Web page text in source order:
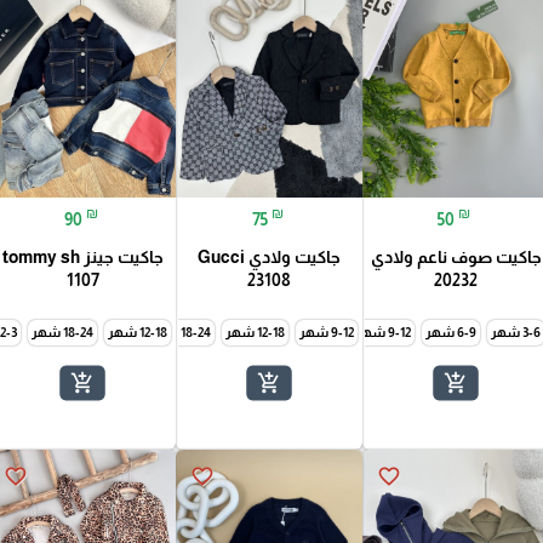
50 ₪
جاكيت صوف ناعم ولادي
20232
3-6 شهر 6-9 شهر 9-12 شهر
add_shopping_cart
75 ₪
جاكيت ولادي Gucci
23108
9-12 شهر 12-18 شهر 18-24 شهر 2-3 سنة 3-4 سنة 4-5
add_shopping_cart
90 ₪
جاكيت جينز tommy sh
1107
12-18 شهر 18-24 شهر 2-3 سنة
add_shopping_cart
favorite_border
favorite_border
favorite_border